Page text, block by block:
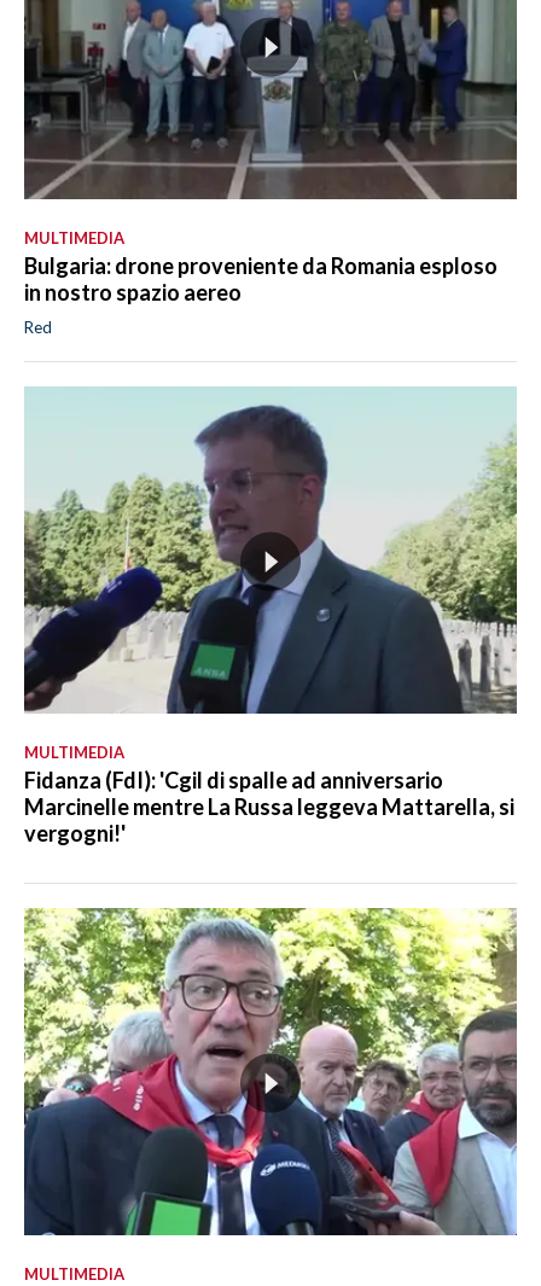
MULTIMEDIA
Bulgaria: drone proveniente da Romania esploso
in nostro spazio aereo
Red
MULTIMEDIA
Fidanza (FdI): 'Cgil di spalle ad anniversario
Marcinelle mentre La Russa leggeva Mattarella, si
vergogni!'
MULTIMEDIA